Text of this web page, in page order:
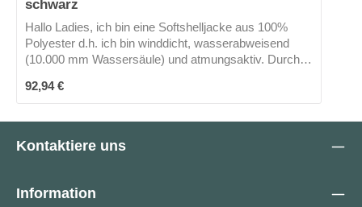
schwarz
Hallo Ladies, ich bin eine Softshelljacke aus 100%
Polyester d.h. ich bin winddicht, wasserabweisend
(10.000 mm Wassersäule) und atmungsaktiv. Durch
Figur. Meine Kapuze kann man abnehmen. Für so
"dies und das" halte ich 2 große Seitentaschen mit
Reißverschluss und eine Brusttasche bereit. Wer
braucht da noch eine Handtasche?
Regulärer Preis:
92,94 €
Kontaktiere uns
Information